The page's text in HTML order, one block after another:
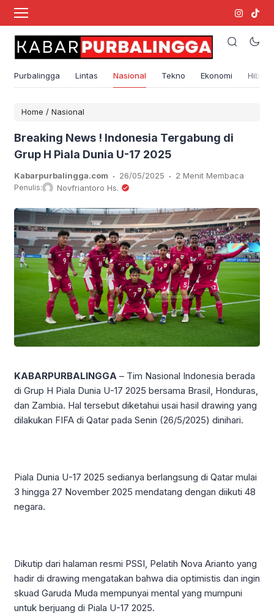
Purbalingga Lintas Nasional Tekno Ekonomi
Home / Nasional
Breaking News ! Indonesia Tergabung di
Grup H Piala Dunia U-17 2025
Kabarpurbalingga.com . 26/05/2025 . 2 Menit Membaca
Penulis: Novfriantoro Hs.
KABARPURBALINGGA – Tim Nasional Indonesia berada
di Grup H Piala Dunia U-17 2025 bersama Brasil, Honduras,
dan Zambia. Hal tersebut diketahui usai hasil drawing yang
dilakukan FIFA di Qatar pada Senin (26/5/2025) dinihari.
Piala Dunia U-17 2025 sedianya berlangsung di Qatar mulai
3 hingga 27 November 2025 mendatang dengan diikuti 48
negara.
Dikutip dari halaman resmi PSSI, Pelatih Nova Arianto yang
hadir di drawing mengatakan bahwa dia optimistis dan ingin
skuad Garuda Muda mempunyai mental yang mumpuni
untuk berjuang di Piala U-17 2025.